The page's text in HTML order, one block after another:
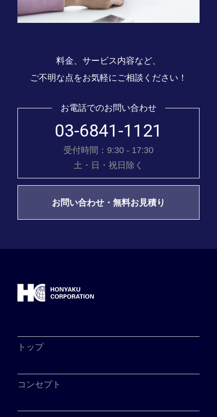
料金、サービス内容など、
ご不明な点をお気軽にご相談ください！
お電話でのお問い合わせ
03-6841-1121
受付時間：9:30 - 17:30
土・日・祝日除く
お問い合わせ・無料お見積り
トップ
コンセプト